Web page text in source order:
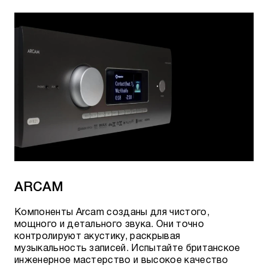
ARCAM
Компоненты Arcam созданы для чистого,
мощного и детального звука. Они точно
контролируют акустику, раскрывая
музыкальность записей. Испытайте британское
инженерное мастерство и высокое качество